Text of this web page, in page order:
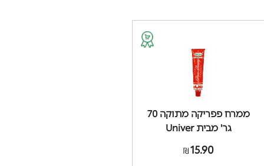
ממרח פפריקה מתוקה 70
גר' מבית Univer
₪15.90